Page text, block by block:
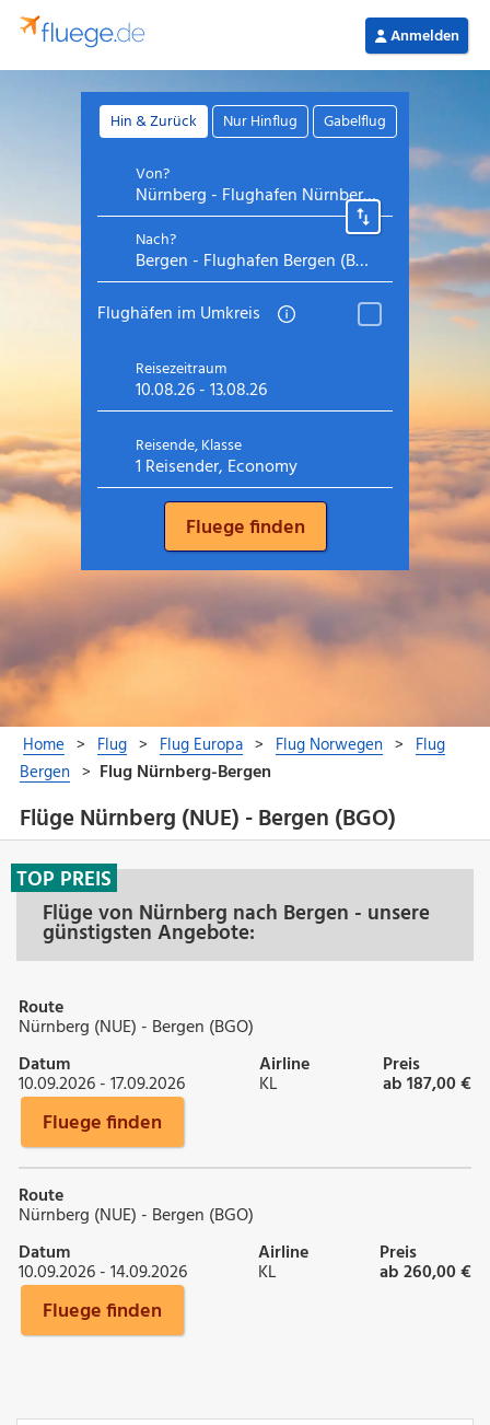
Flüge Nürnberg (NUE) - Bergen (BGO)
Flüge von Nürnberg nach Bergen - unsere
günstigsten Angebote:
TOP PREIS
Route
Nürnberg (NUE) - Bergen (BGO)
Datum
10.09.2026 - 17.09.2026
Airline
KL
Preis
ab 187,00 €
Fluege finden
Route
Nürnberg (NUE) - Bergen (BGO)
Datum
10.09.2026 - 14.09.2026
Airline
KL
Preis
ab 260,00 €
Fluege finden